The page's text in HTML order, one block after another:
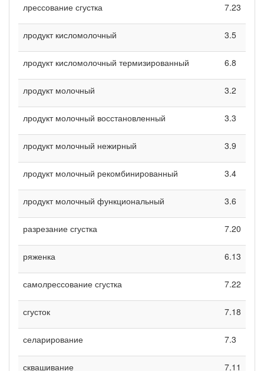
лрессование сгустка 7.23
лродукт кисломолочный 3.5
лродукт кисломолочный термизированный 6.8
лродукт молочный 3.2
лродукт молочный восстановленный 3.3
лродукт молочный нежирный 3.9
лродукт молочный рекомбинированный 3.4
лродукт молочный функциональный 3.6
разрезание сгустка 7.20
ряженка 6.13
самолрессование сгустка 7.22
сгусток 7.18
селарирование 7.3
сквашивание 7.11